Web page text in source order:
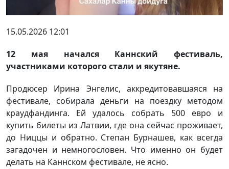
15.05.2026 12:01
12 мая начался Каннский фестиваль,
участниками которого стали и якутяне.
Продюсер Ирина Энгелис, аккредитовавшаяся на
фестивале, собирала деньги на поездку методом
краудфандинга. Ей удалось собрать 500 евро и
купить билеты из Латвии, где она сейчас проживает,
до Ниццы и обратно. Степан Бурнашев, как всегда
загадочен и немногословен. Что именно он будет
делать на Каннском фестивале, не ясно.